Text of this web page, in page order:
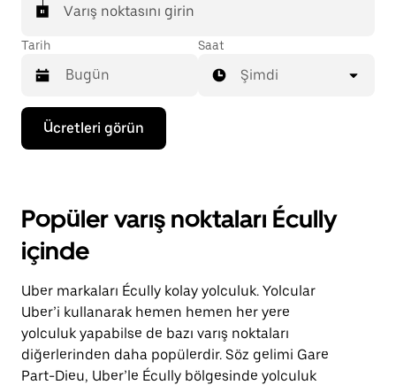
Varış noktasını girin
Tarih
Takvimle
etkileşime
geçmek
seçmek
için
aşağı
ok
basın.
Takvimi
kapatmak
için
escape
tuşuna
Saat
Şimdi
Ücretleri görün
Popüler varış noktaları Écully
içinde
Uber markaları Écully kolay yolculuk. Yolcular
Uber’i kullanarak hemen hemen her yere
yolculuk yapabilse de bazı varış noktaları
diğerlerinden daha popülerdir. Söz gelimi Gare
Part-Dieu, Uber’le Écully bölgesinde yolculuk